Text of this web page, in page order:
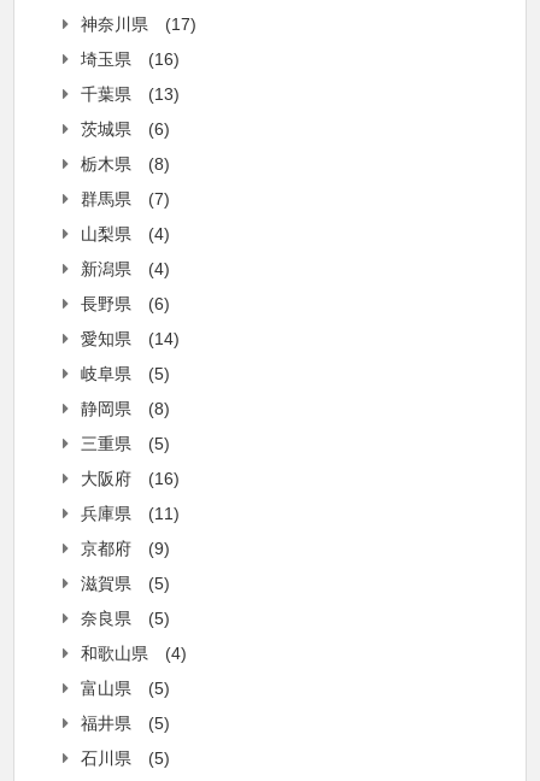
神奈川県
(17)
埼玉県
(16)
千葉県
(13)
茨城県
(6)
栃木県
(8)
群馬県
(7)
山梨県
(4)
新潟県
(4)
長野県
(6)
愛知県
(14)
岐阜県
(5)
静岡県
(8)
三重県
(5)
大阪府
(16)
兵庫県
(11)
京都府
(9)
滋賀県
(5)
奈良県
(5)
和歌山県
(4)
富山県
(5)
福井県
(5)
石川県
(5)